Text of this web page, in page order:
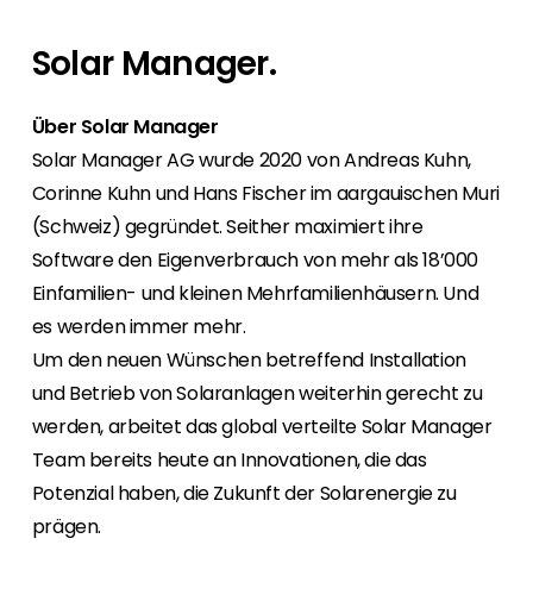
heraus, wo Sie sich uns anschließen können,
oder nutzen Sie unsere kostenlosen
persönlichen Kontakt zu allen Abteilungen und
finden ein marktgerechtes Portfolio.
Segen Team
Lernen Sie unsere PV-Experten kennen.
Kunden-Portal
Unser Kunden-Portal bietet 24/7 Live-Preise,
Produktverfügbarkeit und Dokumentation!
Blog
Bleiben Sie auf dem Laufenden mit
branchenführenden Neuigkeiten von Segen.
Hier erfahren Sie es zuerst!
Karriere
Sie suchen nach einem Job in der
Erneuerbaren Energie Branche? Dann sind Sie
Sie sind ein PV-Profi? Dann werden Sie noch
heute Segen Partner und profitieren Sie von
unseren Vorteilen!
Finden Sie einen PV-Installateur in Ihrer
Region
Sie sind Privatkunde und sind auf der Suche
nach einem passenden PV-Installateur? Dann
sind Sie bei uns genau richtig.
Solar Manager.
Über Solar Manager
Solar Manager AG wurde 2020 von Andreas Kuhn,
Corinne Kuhn und Hans Fischer im aargauischen Muri
(Schweiz) gegründet. Seither maximiert ihre
Software den Eigenverbrauch von mehr als 18’000
Einfamilien- und kleinen Mehrfamilienhäusern. Und
es werden immer mehr.
Um den neuen Wünschen betreffend Installation
und Betrieb von Solaranlagen weiterhin gerecht zu
werden, arbeitet das global verteilte Solar Manager
Team bereits heute an Innovationen, die das
Potenzial haben, die Zukunft der Solarenergie zu
prägen.